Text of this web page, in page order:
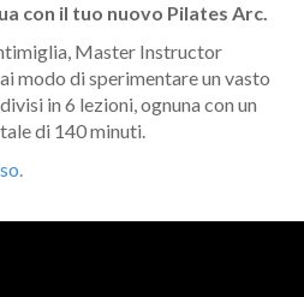
con il tuo nuovo Pilates Arc.
Master Instructor
modo di sperimentare un vasto
in 6 lezioni, ognuna con un
di 140 minuti.